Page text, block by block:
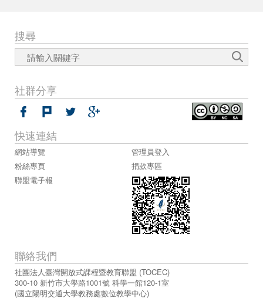
搜尋
社群分享
聯絡我們
社團法人臺灣開放式課程暨教育聯盟 (TOCEC)
300-10 新竹市大學路1001號 科學一館120-1室
(國立陽明交通大學教務處數位教學中心)
快速連結
網站導覽
管理員登入
粉絲專頁
捐款專區
聯盟電子報